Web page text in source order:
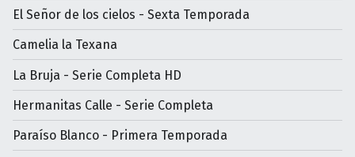
El Señor de los cielos - Sexta Temporada
Camelia la Texana
La Bruja - Serie Completa HD
Hermanitas Calle - Serie Completa
Paraíso Blanco - Primera Temporada